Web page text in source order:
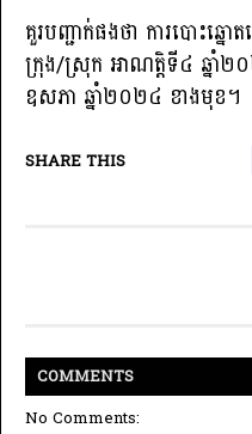
គួរបញ្ជាក់ផងថា ការបោះឆ្នោ
ក្រុង/ស្រុក អាណត្តិទី៤ ឆ្នាំ២
ឧសភា ឆ្នាំ២០២៤ ខាងមុខ។
SHARE THIS
COMMENTS
No Comments: